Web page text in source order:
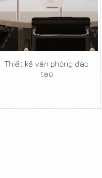
Thiết kế văn phòng đào
tạo